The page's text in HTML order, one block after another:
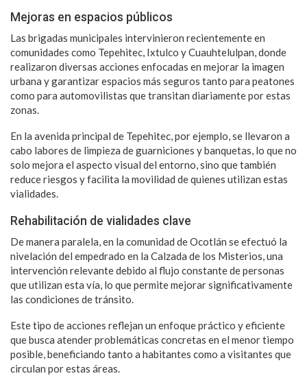
Mejoras en espacios públicos
Las brigadas municipales intervinieron recientemente en
comunidades como Tepehitec, Ixtulco y Cuauhtelulpan, donde
realizaron diversas acciones enfocadas en mejorar la imagen
urbana y garantizar espacios más seguros tanto para peatones
como para automovilistas que transitan diariamente por estas
zonas.
En la avenida principal de Tepehitec, por ejemplo, se llevaron a
cabo labores de limpieza de guarniciones y banquetas, lo que no
solo mejora el aspecto visual del entorno, sino que también
reduce riesgos y facilita la movilidad de quienes utilizan estas
vialidades.
Rehabilitación de vialidades clave
De manera paralela, en la comunidad de Ocotlán se efectuó la
nivelación del empedrado en la Calzada de los Misterios, una
intervención relevante debido al flujo constante de personas
que utilizan esta vía, lo que permite mejorar significativamente
las condiciones de tránsito.
Este tipo de acciones reflejan un enfoque práctico y eficiente
que busca atender problemáticas concretas en el menor tiempo
posible, beneficiando tanto a habitantes como a visitantes que
circulan por estas áreas.